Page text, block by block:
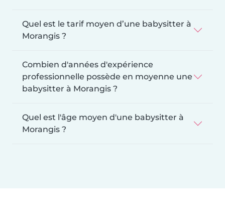
Quel est le tarif moyen d’une babysitter à
Morangis ?
Combien d'années d'expérience
professionnelle possède en moyenne une
babysitter à Morangis ?
Quel est l'âge moyen d'une babysitter à
Morangis ?